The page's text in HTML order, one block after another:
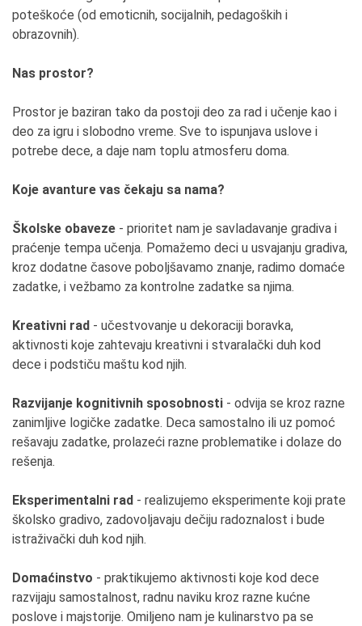
poteškoće (od emoticnih, socijalnih, pedagoških i
obrazovnih).
Nas prostor?
Prostor je baziran tako da postoji deo za rad i učenje kao i
deo za igru i slobodno vreme. Sve to ispunjava uslove i
potrebe dece, a daje nam toplu atmosferu doma.
Koje avanture vas čekaju sa nama?
Školske obaveze - prioritet nam je savladavanje gradiva i
praćenje tempa učenja. Pomažemo deci u usvajanju gradiva,
kroz dodatne časove poboljšavamo znanje, radimo domaće
zadatke, i vežbamo za kontrolne zadatke sa njima.
Kreativni rad - učestvovanje u dekoraciji boravka,
aktivnosti koje zahtevaju kreativni i stvaralački duh kod
dece i podstiču maštu kod njih.
Razvijanje kognitivnih sposobnosti - odvija se kroz razne
zanimljive logičke zadatke. Deca samostalno ili uz pomoć
rešavaju zadatke, prolazeći razne problematike i dolaze do
rešenja.
Eksperimentalni rad - realizujemo eksperimente koji prate
školsko gradivo, zadovoljavaju dečiju radoznalost i bude
istraživački duh kod njih.
Domaćinstvo - praktikujemo aktivnosti koje kod dece
razvijaju samostalnost, radnu naviku kroz razne kućne
poslove i majstorije. Omiljeno nam je kulinarstvo pa se